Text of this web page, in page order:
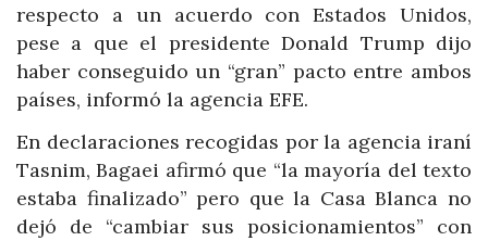
respecto a un acuerdo con Estados Unidos,
pese a que el presidente Donald Trump dijo
haber conseguido un “gran” pacto entre ambos
países, informó la agencia EFE.
En declaraciones recogidas por la agencia iraní
Tasnim, Bagaei afirmó que “la mayoría del texto
estaba finalizado” pero que la Casa Blanca no
dejó de “cambiar sus posicionamientos” con